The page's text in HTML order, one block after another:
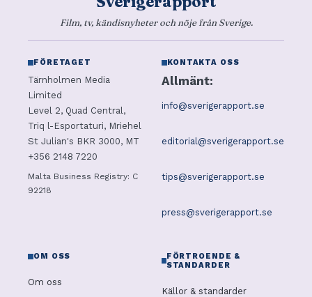
Film, tv, kändisnyheter och nöje från Sverige.
FÖRETAGET
Tärnholmen Media
Limited
Level 2, Quad Central,
Triq l-Esportaturi, Mriehel
St Julian's BKR 3000, MT
+356 2148 7220
Malta Business Registry: C
92218
KONTAKTA OSS
Allmänt:
info@sverigerapport.se
editorial@sverigerapport.se
tips@sverigerapport.se
press@sverigerapport.se
OM OSS
Om oss
FÖRTROENDE &
STANDARDER
Källor & standarder